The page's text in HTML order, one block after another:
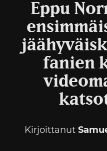
Eppu
fanien
Kirjoittanut